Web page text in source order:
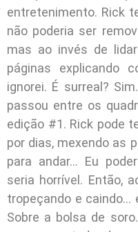
entretenimento. Rick
não poderia ser
mas ao invés de
páginas explicando
ignorei. É surreal?
passou entre os
edição #1. Rick pode
por dias, mexendo as
para andar… Eu
seria horrível. Então,
tropeçando e caindo…
Sobre a bolsa de